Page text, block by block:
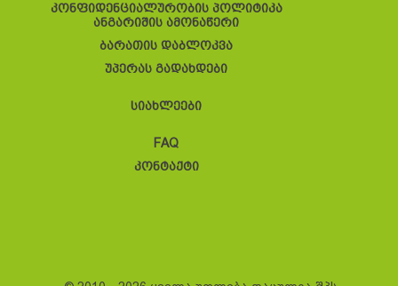
კონფიდენციალურობის პოლიტიკა
ანგარიშის ამონაწერი
ბარათის დაბლოკვა
უპერას გადახდები
სიახლეები
FAQ
კონტაქტი